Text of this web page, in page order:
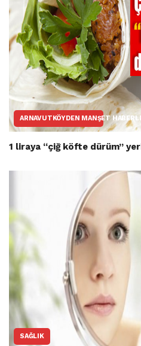
ARNAVUTKÖYDEN MANŞET
1 liraya “çiğ köfte dürüm”
SAĞLIK